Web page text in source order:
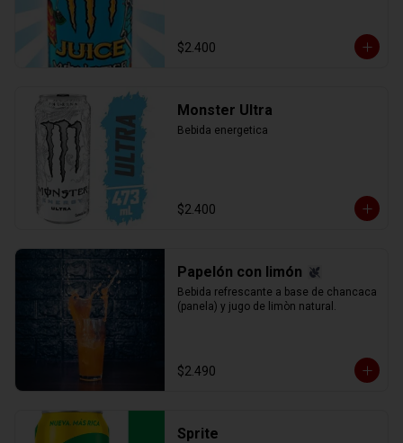
$2.400
Monster Ultra
Bebida energetica
$2.400
Papelón con limón
Bebida refrescante a base de chancaca
(panela) y jugo de limòn natural.
$2.490
Sprite